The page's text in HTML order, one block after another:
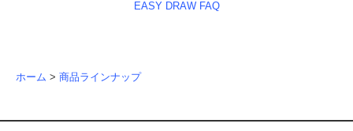
EASY DRAW FAQ
ホーム > 商品ラインナップ